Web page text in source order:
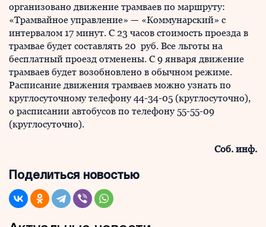
организовано движение трамваев по маршруту:
«Трамвайное управление» — «Коммунарский» с
интервалом 17 минут. С 23 часов стоимость проезда в
трамвае будет составлять 20 руб. Все льготы на
бесплатный проезд отменены. С 9 января движение
трамваев будет возобновлено в обычном режиме.
Расписание движения трамваев можно узнать по
круглосуточному телефону 44-34-05 (круглосуточно),
о расписании автобусов по телефону 55-55-09
(круглосуточно).
Соб. инф.
Поделиться новостью